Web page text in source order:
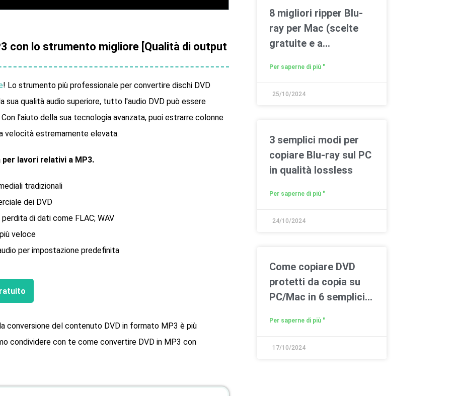
con lo strumento migliore [Qualità di output
! Lo strumento più professionale per convertire dischi DVD
qualità audio superiore, tutto l'audio DVD può essere
l'aiuto della sua tecnologia avanzata, puoi estrarre colonne
velocità estremamente elevata.
per lavori relativi a MP3.
tradizionali
dei DVD
di dati come FLAC; WAV
veloce
per impostazione predefinita
conversione del contenuto DVD in formato MP3 è più
condividere con te come convertire DVD in MP3 con
8 migliori ripper Blu-
ray per Mac (scelte
gratuite e a
Per saperne di più "
25/10/2024
3 semplici modi per
copiare Blu-ray sul PC
in qualità lossless
Per saperne di più "
24/10/2024
Come copiare DVD
protetti da copia su
PC/Mac in 6 semplici
Per saperne di più "
17/10/2024